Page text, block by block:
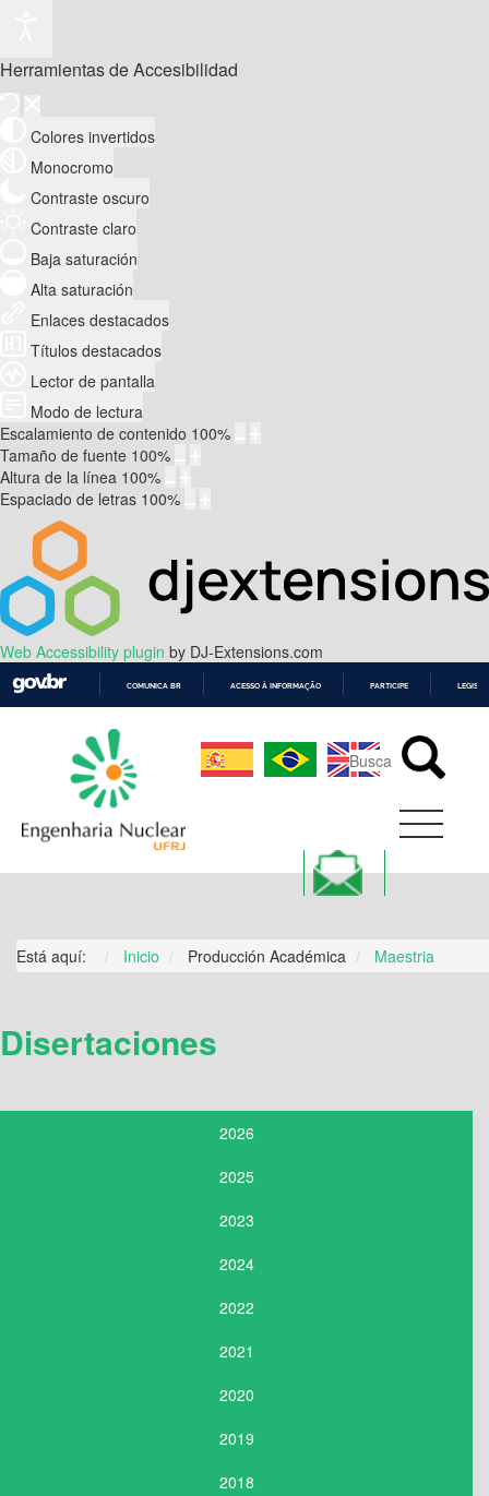
Herramientas de Accesibilidad
Colores invertidos
Monocromo
Contraste oscuro
Contraste claro
Baja saturación
Alta saturación
Enlaces destacados
Títulos destacados
Lector de pantalla
Modo de lectura
Escalamiento de contenido 100%
Tamaño de fuente 100%
Altura de la línea 100%
Espaciado de letras 100%
Web Accessibility plugin by DJ-Extensions.com
CONTEÚDO
COMUNICA BR ACESSO À INFORMAÇÃO PARTICIPE
Está aquí: Inicio Producción Académica Maestria
Disertaciones
2026
2025
2023
2024
2022
2021
2020
2019
2018